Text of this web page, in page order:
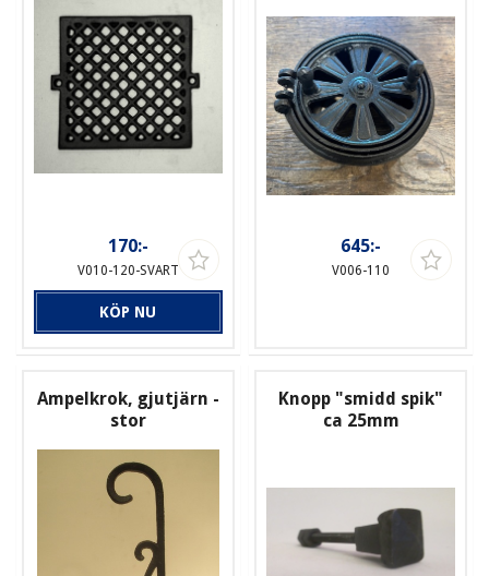
170:-
V010-120-SVART
KÖP NU
645:-
V006-110
Ampelkrok, gjutjärn -
stor
Knopp "smidd spik"
ca 25mm